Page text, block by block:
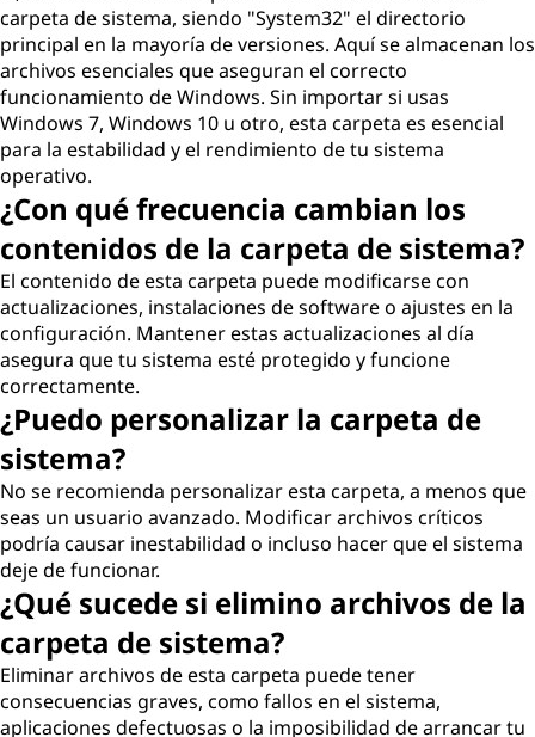
carpeta de sistema, siendo "System32" el directorio
principal en la mayoría de versiones. Aquí se almacenan los
archivos esenciales que aseguran el correcto
funcionamiento de Windows. Sin importar si usas
Windows 7, Windows 10 u otro, esta carpeta es esencial
para la estabilidad y el rendimiento de tu sistema
operativo.
¿Con qué frecuencia cambian los
contenidos de la carpeta de sistema?
El contenido de esta carpeta puede modificarse con
actualizaciones, instalaciones de software o ajustes en la
configuración. Mantener estas actualizaciones al día
asegura que tu sistema esté protegido y funcione
correctamente.
¿Puedo personalizar la carpeta de
sistema?
No se recomienda personalizar esta carpeta, a menos que
seas un usuario avanzado. Modificar archivos críticos
podría causar inestabilidad o incluso hacer que el sistema
deje de funcionar.
¿Qué sucede si elimino archivos de la
carpeta de sistema?
Eliminar archivos de esta carpeta puede tener
consecuencias graves, como fallos en el sistema,
aplicaciones defectuosas o la imposibilidad de arrancar tu